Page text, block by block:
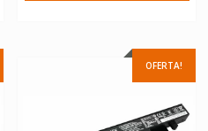
OFERTA!